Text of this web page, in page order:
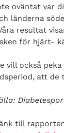
oväntat var
länderna
resultat
för hjärt-
vill också
att de
till